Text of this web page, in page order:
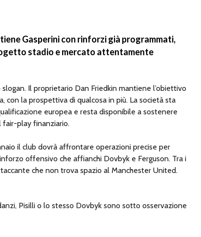
Gasperini con rinforzi già programmati,
stadio e mercato attentamente
Il proprietario Dan Friedkin mantiene l’obiettivo
con la prospettiva di qualcosa in più. La società sta
europea e resta disponibile a sostenere
play finanziario.
il club dovrà affrontare operazioni precise per
offensivo che affianchi Dovbyk e Ferguson. Tra i
che non trova spazio al Manchester United.
Pisilli o lo stesso Dovbyk sono sotto osservazione